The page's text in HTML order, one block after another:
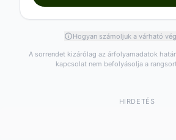
Hogyan számoljuk a várható
A sorrendet kizárólag az árfolyamadatok
kapcsolat nem befolyásolja a
HIRDETÉS